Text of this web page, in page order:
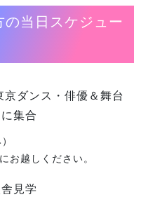
当日スケジュー
京ダンス・俳優＆舞台
集合
お越しください。
見学